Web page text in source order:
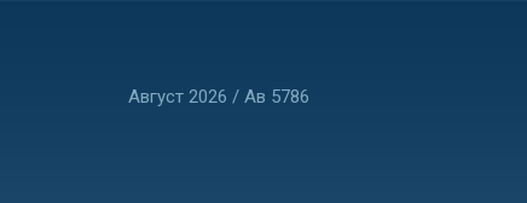
Август 2026 / Ав 5786